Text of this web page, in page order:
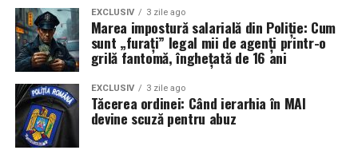
EXCLUSIV 3 zile ago
Marea impostură salarială din Poliție: Cum
sunt „furați” legal mii de agenți printr-o
grilă fantomă, înghețată de 16 ani
EXCLUSIV 3 zile ago
Tăcerea ordinei: Când ierarhia în MAI
devine scuză pentru abuz